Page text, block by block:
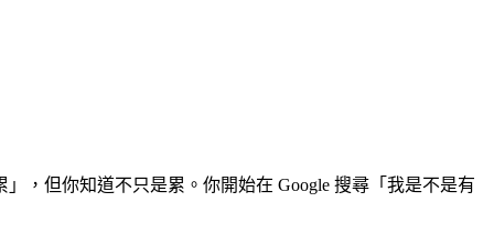
，但你知道不只是累。你開始在 Google 搜尋「我是不是有